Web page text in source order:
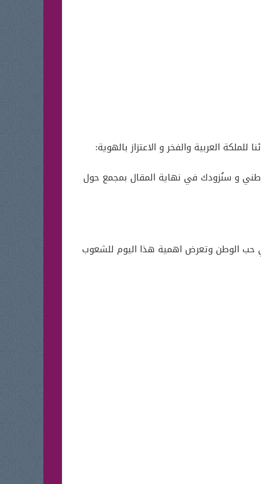
العربية والفخر و الاعتزاز بالهوية:
و سنُزودك في نهاية المقال بمجمع حول
حب الوطن وتعرض اهمية هذا اليوم للشعوب